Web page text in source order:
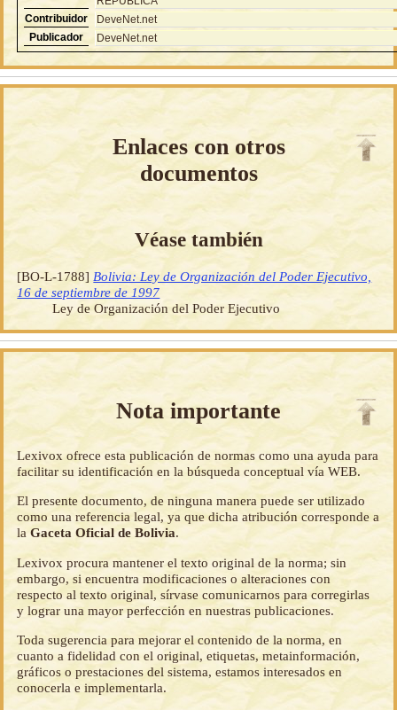
Contribuidor
DeveNet.net
Publicador
DeveNet.net
Enlaces con otros
documentos
Véase también
[BO-L-1788] Bolivia: Ley de Organización del Poder Ejecutivo,
16 de septiembre de 1997
Ley de Organización del Poder Ejecutivo
Nota importante
Lexivox ofrece esta publicación de normas como una ayuda para
facilitar su identificación en la búsqueda conceptual vía WEB.
El presente documento, de ninguna manera puede ser utilizado
como una referencia legal, ya que dicha atribución corresponde a
laGaceta Oficial de Bolivia.
Lexivox procura mantener el texto original de la norma; sin
embargo, si encuentra modificaciones o alteraciones con
respecto al texto original, sírvase comunicarnos para corregirlas
y lograr una mayor perfección en nuestras publicaciones.
Toda sugerencia para mejorar el contenido de la norma, en
cuanto a fidelidad con el original, etiquetas, metainformación,
gráficos o prestaciones del sistema, estamos interesados en
conocerla e implementarla.